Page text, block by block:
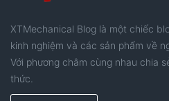
XTMechanical Blog là một chiếc
kinh nghiệm và các sản phẩm về
Với phương châm cùng nhau chia
thức.